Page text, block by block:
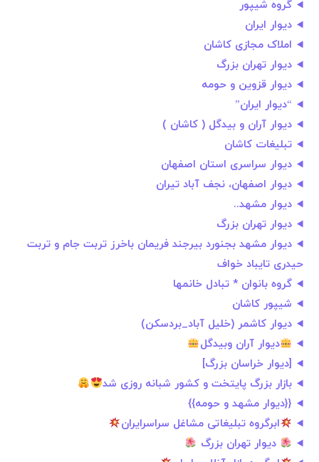
گروه شیپور
دیوار ایران
املاک مجازی کاشان
دیوار تهران بزرگ
دیوار قزوین و حومه
“دیوار ایران”
دیوار آران و بیدگل ( کاشان )
تبلیغات کاشان
دیوار سراسری استان اصفهان
دیوار اصفهان، نجف آباد تیران
دیوار مشهد..
دیوار تهران بزرگ
دیوار مشهد بجنورد بیرجند فریمان باخرز تربت جام و تربت
حیدری تایباد خواف
گروه بانوان * تبادل خانمها
شیپور کاشان
دیوار کاشمر (خلیل آباد_بردسکن)
دیوار آران وبیدگل
[دیوار خراسان بزرگ]
بازار بزرگ پایتخت و کشور شبانه روزی شد
{{دیوار مشهد و حومه}}
ابرگروه تبلیغاتی مشاغل سراسرایران
دیوار تهران بزرگ